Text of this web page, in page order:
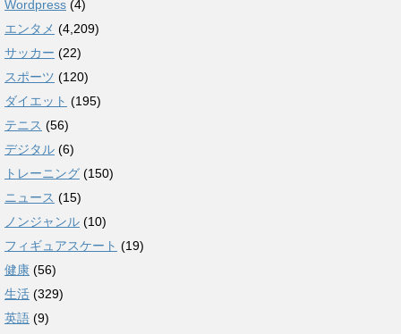
Wordpress (4)
エンタメ (4,209)
サッカー (22)
スポーツ (120)
ダイエット (195)
テニス (56)
デジタル (6)
トレーニング (150)
ニュース (15)
ノンジャンル (10)
フィギュアスケート (19)
健康 (56)
生活 (329)
英語 (9)